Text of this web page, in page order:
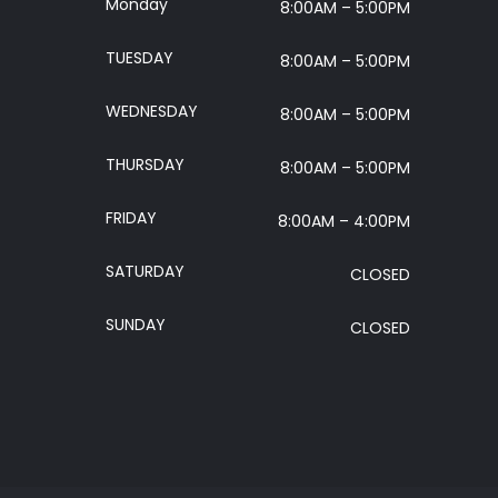
Monday 8:00AM – 5:00PM
TUESDAY 8:00AM – 5:00PM
WEDNESDAY 8:00AM – 5:00PM
THURSDAY 8:00AM – 5:00PM
FRIDAY 8:00AM – 4:00PM
SATURDAY CLOSED
SUNDAY CLOSED